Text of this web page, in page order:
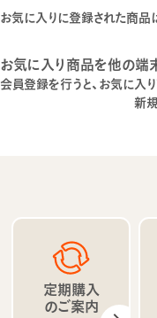
お気に入りに登録された商品
お気に入り商品を他の端
会員登録を行うと、お気に入
新
定期購入
のご案内